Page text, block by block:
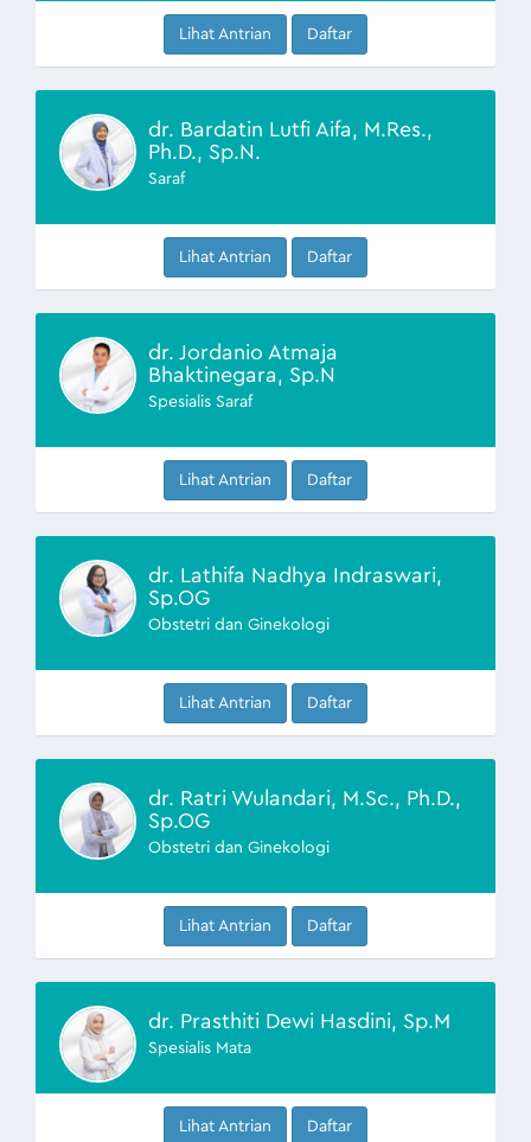
Lihat Antrian Daftar
dr. Bardatin Lutfi Aifa, M.Res.,
Ph.D., Sp.N.
Saraf
Lihat Antrian Daftar
dr. Jordanio Atmaja
Bhaktinegara, Sp.N
Spesialis Saraf
Lihat Antrian Daftar
dr. Lathifa Nadhya Indraswari,
Sp.OG
Obstetri dan Ginekologi
Lihat Antrian Daftar
dr. Ratri Wulandari, M.Sc., Ph.D.,
Sp.OG
Obstetri dan Ginekologi
Lihat Antrian Daftar
dr. Prasthiti Dewi Hasdini, Sp.M
Spesialis Mata
Lihat Antrian Daftar